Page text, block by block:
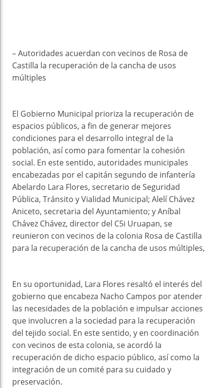
– Autoridades acuerdan con vecinos de Rosa de
Castilla la recuperación de la cancha de usos
múltiples
El Gobierno Municipal prioriza la recuperación de
espacios públicos, a fin de generar mejores
condiciones para el desarrollo integral de la
población, así como para fomentar la cohesión
social. En este sentido, autoridades municipales
encabezadas por el capitán segundo de infantería
Abelardo Lara Flores, secretario de Seguridad
Pública, Tránsito y Vialidad Municipal; Alelí Chávez
Aniceto, secretaria del Ayuntamiento; y Aníbal
Chávez Chávez, director del C5i Uruapan, se
reunieron con vecinos de la colonia Rosa de Castilla
para la recuperación de la cancha de usos múltiples,
En su oportunidad, Lara Flores resaltó el interés del
gobierno que encabeza Nacho Campos por atender
las necesidades de la población e impulsar acciones
que involucren a la sociedad para la recuperación
del tejido social. En este sentido, y en coordinación
con vecinos de esta colonia, se acordó la
recuperación de dicho espacio público, así como la
integración de un comité para su cuidado y
preservación.